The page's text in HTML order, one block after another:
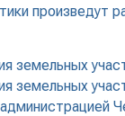
произведут
земельных
земельных